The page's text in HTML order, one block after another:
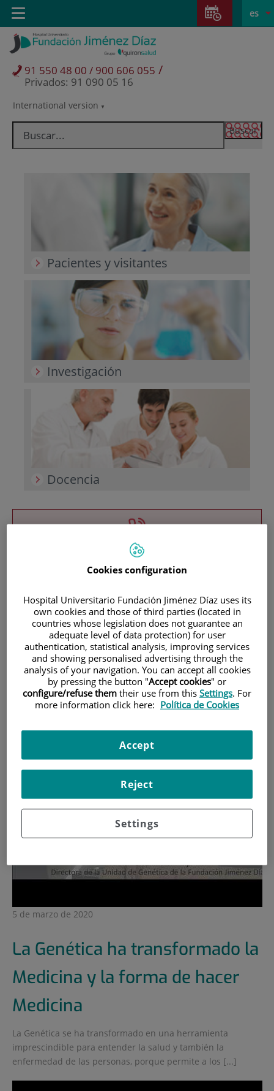
Saltar al contenido
Saltar
contenido
Selector
idioma
activo
es
International version
91 550 48 00 / 900 606 055 /
Privados: 91 090 05 16
Toggle
navigation
Pacientes y visitantes
Investigación
Docencia
Teléfono de atención al usuario
900 301 013
INICIO|SALA DE PRENSA|VÍDEOS
Vídeos
5 de marzo de 2020
La Genética ha transformado la
Medicina y la forma de hacer
Medicina
La Genética se ha transformado en una herramienta
imprescindible para entender la salud y también la
enfermedad de las personas, porque permite a los [...]
Cookies configuration
Hospital Universitario Fundación Jiménez Díaz uses its
own cookies and those of third parties (located in
countries whose legislation does not guarantee an
adequate level of data protection) for user
authentication, statistical analysis, improving services
and showing personalised advertising through the
analysis of your navigation. You can accept all cookies
by pressing the button "Accept cookies" or
configure/refuse them their use from this Settings. For
more information click here: Política de Cookies
Settings
Reject
Accept